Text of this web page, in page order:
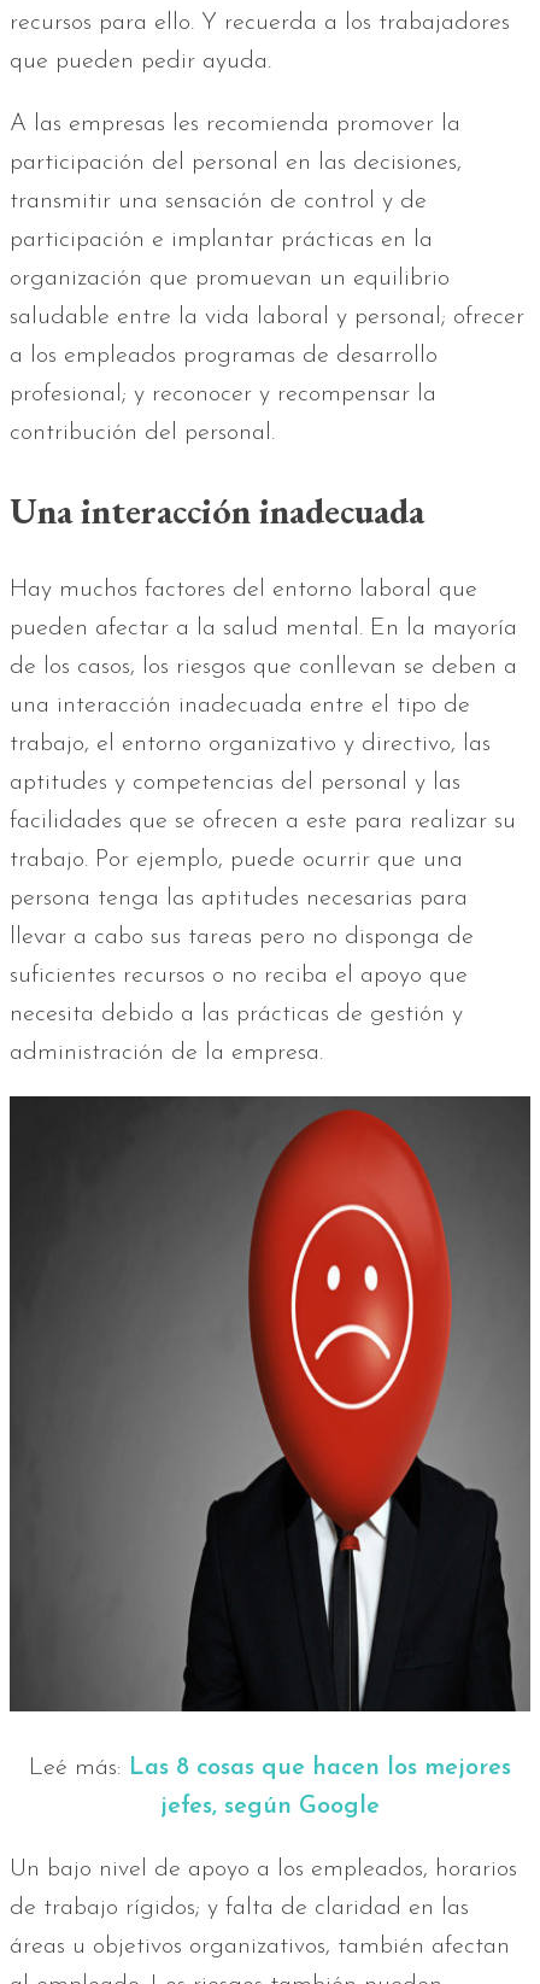
recursos para ello. Y recuerda a los trabajadores
que pueden pedir ayuda.
A las empresas les recomienda promover la
participación del personal en las decisiones,
transmitir una sensación de control y de
participación e implantar prácticas en la
organización que promuevan un equilibrio
saludable entre la vida laboral y personal; ofrecer
a los empleados programas de desarrollo
profesional; y reconocer y recompensar la
contribución del personal.
Una interacción inadecuada
Hay muchos factores del entorno laboral que
pueden afectar a la salud mental. En la mayoría
de los casos, los riesgos que conllevan se deben a
una interacción inadecuada entre el tipo de
trabajo, el entorno organizativo y directivo, las
aptitudes y competencias del personal y las
facilidades que se ofrecen a este para realizar su
trabajo. Por ejemplo, puede ocurrir que una
persona tenga las aptitudes necesarias para
llevar a cabo sus tareas pero no disponga de
suficientes recursos o no reciba el apoyo que
necesita debido a las prácticas de gestión y
administración de la empresa.
Leé más: Las 8 cosas que hacen los mejores
jefes, según Google
Un bajo nivel de apoyo a los empleados, horarios
de trabajo rígidos; y falta de claridad en las
áreas u objetivos organizativos, también afectan